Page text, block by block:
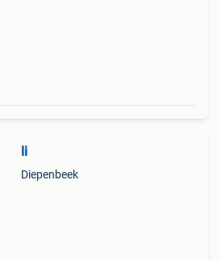
li
Diepenbeek